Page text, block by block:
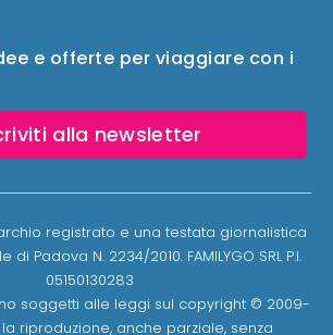
e offerte per viaggiare con i
alla newsletter
registrato e una testata giornalistica
Padova N. 2234/2010. FAMILYGO SRL P.I.
05150130283
soggetti alle leggi sul copyright © 2009-
riproduzione, anche parziale, senza